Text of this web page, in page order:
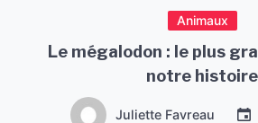
Animaux
Le mégalodon : le plus
notre histoire
Juliette Favreau